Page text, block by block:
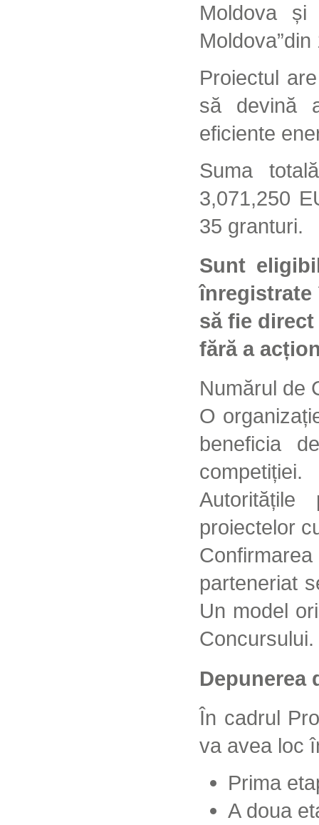
Moldova și
Proiectul
să devină
eficiente
Suma
3,071,250
35 granturi.
Sunt
înregistrate
să fie
fără a
Numărul de
O
beneficia
competiției.
Autoritățile
proiectelor
parteneriat
Un model
Concursului.
Depunerea
În cadrul
va avea loc
Prima
A doua